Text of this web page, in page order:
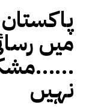
میں
نہیں